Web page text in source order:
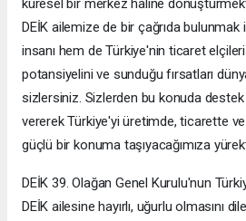
küresel bir merkez hâline
DEİK ailemize de bir çağrıda
insanı hem de Türkiye'nin ticaret
potansiyelini ve sunduğu fırsatları
sizlersiniz. Sizlerden bu konuda destek
vererek Türkiye'yi üretimde, ticarette
güçlü bir konuma taşıyacağımıza
DEİK 39. Olağan Genel Kurulu'nun
DEİK ailesine hayırlı, uğurlu olmasını